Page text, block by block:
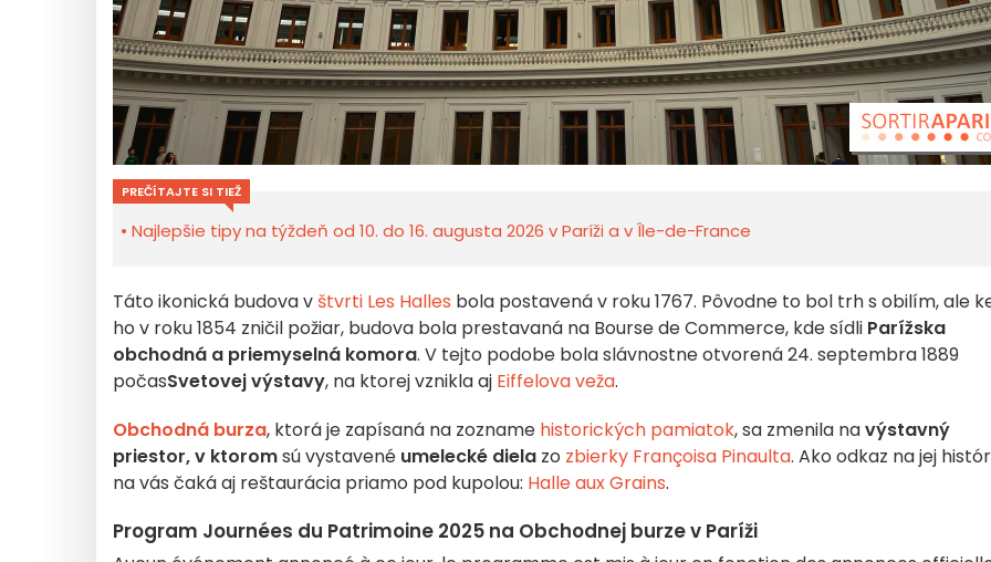
PREČÍTAJTE SI TIEŽ
Najlepšie tipy na týždeň od 10. do 16. augusta 2026 v Paríži a v Île-de-France
Táto ikonická budova v štvrti Les Halles bola postavená v roku 1767. Pôvodne to bol trh s obilím, ale
ho v roku 1854 zničil požiar, budova bola prestavaná na Bourse de Commerce, kde sídli Parížska
obchodná a priemyselná komora. V tejto podobe bola slávnostne otvorená 24. septembra 1889
počasSvetovej výstavy, na ktorej vznikla aj Eiffelova veža.
Obchodná burza, ktorá je zapísaná na zozname historických pamiatok, sa zmenila navýstavný
priestor, v ktoromsú vystavené umelecké diela zo zbierky Françoisa Pinaulta. Ako odkaz na jej
na vás čaká aj reštaurácia priamo pod kupolou: Halle aux Grains.
Program Journées du Patrimoine 2025 na Obchodnej burze v Paríži